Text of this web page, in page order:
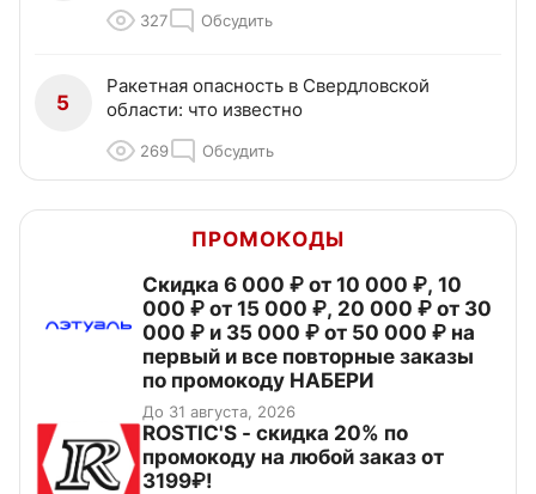
327 Обсудить
5
Ракетная опасность в Свердловской
области: что известно
269 Обсудить
ПРОМОКОДЫ
Скидка 6 000 ₽ от 10 000 ₽, 10
000 ₽ от 15 000 ₽, 20 000 ₽ от 30
000 ₽ и 35 000 ₽ от 50 000 ₽ на
первый и все повторные заказы
по промокоду НАБЕРИ
До 31 августа, 2026
ROSTIC'S - скидка 20% по
промокоду на любой заказ от
3199₽!